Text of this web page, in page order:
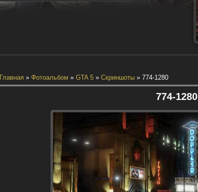
Главная» Фотоальбом » GTA 5» Скриншоты» 774-1280
774-1280